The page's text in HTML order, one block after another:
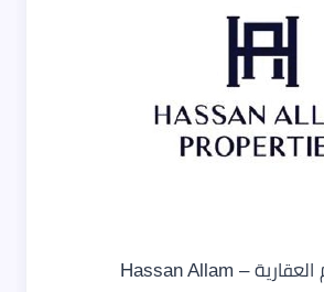
شركة حسن علام العقارية – Hassan Allam